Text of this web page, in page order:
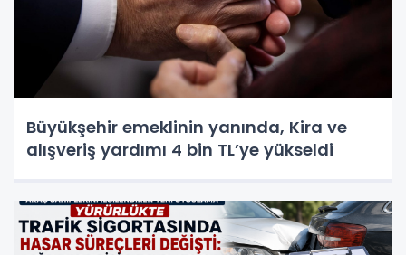
Büyükşehir emeklinin yanında, Kira ve
alışveriş yardımı 4 bin TL’ye yükseldi